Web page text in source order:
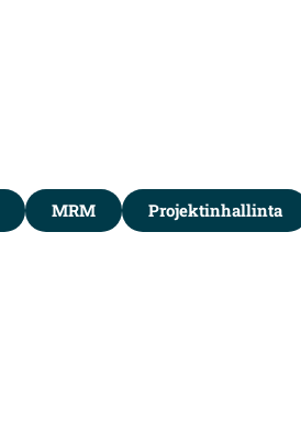
MRM Projektinhallinta